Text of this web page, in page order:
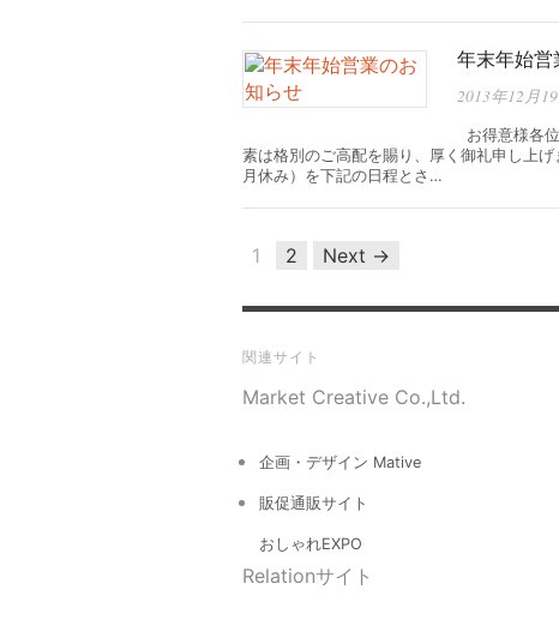
年末年始営
2013年12月
お得意様各
素は格別のご高配を賜り、厚く御礼申し上
月休み）を下記の日程とさ…
1 2 Next →
関連サイト
Market Creative Co.,Ltd.
企画・デザイン Mative
販促通販サイト
おしゃれEXPO
Relationサイト